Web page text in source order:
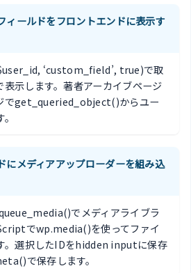
ィールドをフロントエンドに表示す
‘custom_field’, true)で取
示します。著者アーカイブページ
でget_queried_object()からユー
にメディアアップローダーを組み込
でメディアライブラ
でwp.media()を使ってファイ
。選択したIDをhidden inputに保存
で保存します。